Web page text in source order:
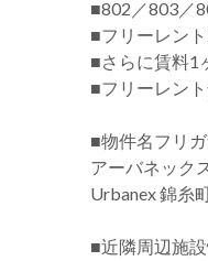
■802／803／
■フリーレン
■さらに賃料1
■フリーレン
■物件名フリ
アーバネック
Urbanex 錦糸
■近隣周辺施